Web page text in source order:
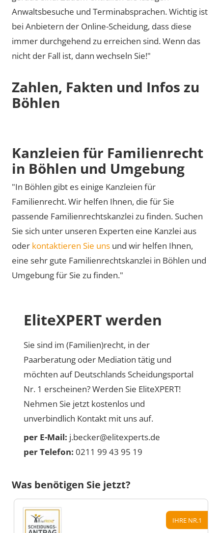
Anwaltsbesuche und Terminabsprachen. Wichtig ist
bei Anbietern der Online-Scheidung, dass diese
immer durchgehend zu erreichen sind. Wenn das
nicht der Fall ist, dann wechseln Sie!"
Zahlen, Fakten und Infos zu
Böhlen
Kanzleien für Familienrecht
in Böhlen und Umgebung
"In Böhlen gibt es einige Kanzleien für
Familienrecht. Wir helfen Ihnen, die für Sie
passende Familienrechtskanzlei zu finden. Suchen
Sie sich unter unseren Experten eine Kanzlei aus
oder kontaktieren Sie uns und wir helfen Ihnen,
eine sehr gute Familienrechtskanzlei in Böhlen und
Umgebung für Sie zu finden."
EliteXPERT werden
Sie sind im (Familien)recht, in der
Paarberatung oder Mediation tätig und
möchten auf Deutschlands Scheidungsportal
Nr. 1 erscheinen? Werden Sie EliteXPERT!
Nehmen Sie jetzt kostenlos und
unverbindlich Kontakt mit uns auf.
per E-Mail: j.becker@elitexperts.de
per Telefon: 0211 99 43 95 19
Was benötigen Sie jetzt?
IHRE NR.1